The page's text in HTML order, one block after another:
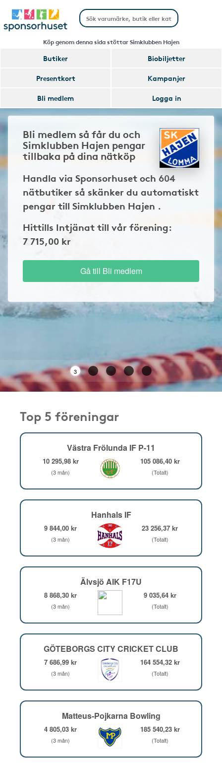
Köp genom denna sida stöttar Simklubben Hajen
Butiker
Biobiljetter
Presentkort
Kampanjer
Bli medlem
Logga in
Bli medlem så får du och
Simklubben Hajen pengar
tillbaka på dina nätköp
Handla via Sponsorhuset och 604
nätbutiker så skänker du automatiskt
pengar till Simklubben Hajen .
Hittills Intjänat till vår förening:
7 715,00 kr
Gå till Bli medlem
3
Top 5 föreningar
Västra Frölunda IF P-11
10 295,98 kr
(3 mån)
105 086,40 kr
(Totalt)
Hanhals IF
9 844,00 kr
(3 mån)
23 256,37 kr
(Totalt)
Älvsjö AIK F17U
8 868,30 kr
(3 mån)
9 035,64 kr
(Totalt)
GÖTEBORGS CITY CRICKET CLUB
7 686,99 kr
(3 mån)
164 554,32 kr
(Totalt)
Matteus-Pojkarna Bowling
4 805,03 kr
(3 mån)
185 540,23 kr
(Totalt)